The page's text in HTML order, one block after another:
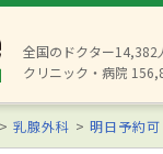
全国のドクター14,382
クリニック・病院
乳腺外科 明日予約可